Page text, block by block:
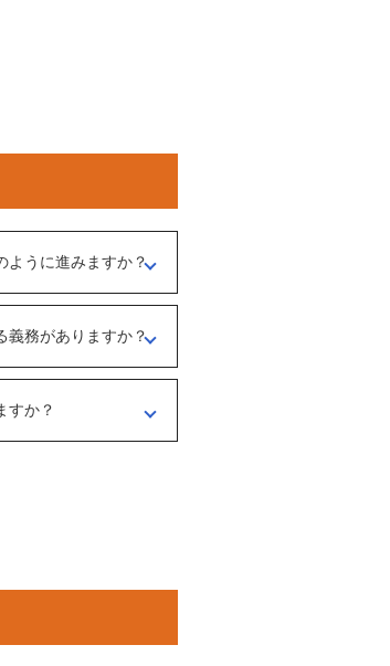
ように進みますか？
セージのやりとりになり
ン面談を行うことをお
義務がありますか？
確認する目的もあるた
すか？